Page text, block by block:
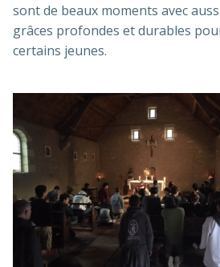
sont de beaux moments avec
grâces profondes et durables
certains jeunes.